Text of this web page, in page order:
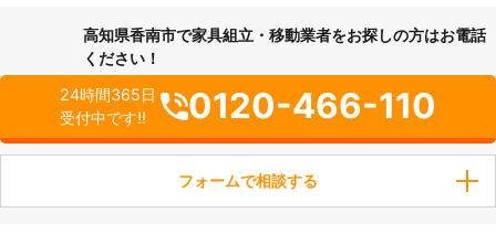
高知県香南市で家具組立・移動業者をお探しの方はお電話
ください！
24時間365日
受付中です!!
0120-466-110
フォームで相談する